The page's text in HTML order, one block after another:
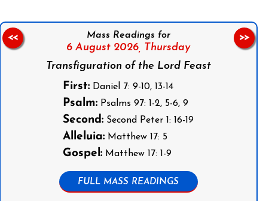
Mass Readings for
6 August 2026, Thursday
Transfiguration of the Lord Feast
First: Daniel 7: 9-10, 13-14
Psalm: Psalms 97: 1-2, 5-6, 9
Second: Second Peter 1: 16-19
Alleluia: Matthew 17: 5
Gospel: Matthew 17: 1-9
FULL MASS READINGS
<< >>